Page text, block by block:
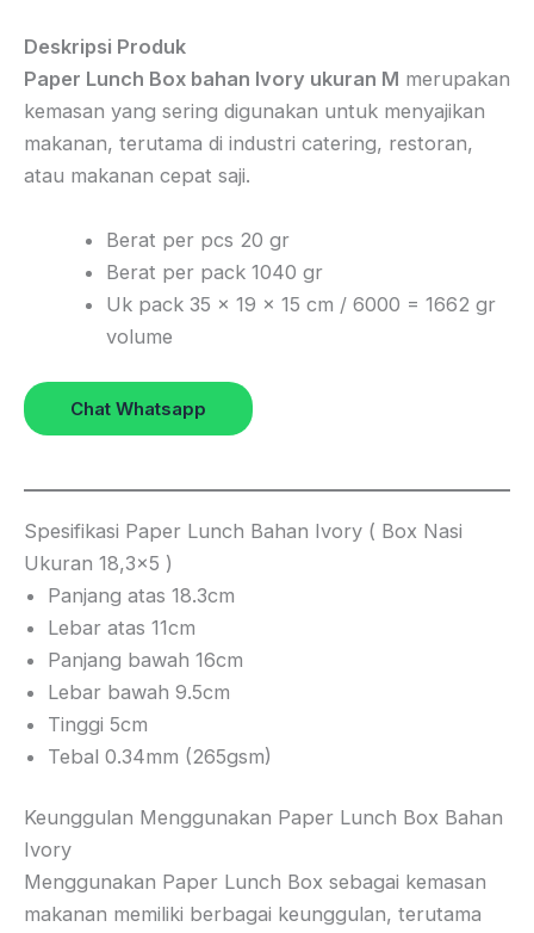
Deskripsi Produk
Paper Lunch Box bahan Ivory ukuran M merupakan
kemasan yang sering digunakan untuk menyajikan
makanan, terutama di industri catering, restoran,
atau makanan cepat saji.
Berat per pcs 20 gr
Berat per pack 1040 gr
Uk pack 35 x 19 x 15 cm / 6000 = 1662 gr
volume
Chat Whatsapp
Spesifikasi Paper Lunch Bahan Ivory ( Box Nasi
Ukuran 18,3×5 )
Panjang atas 18.3cm
Lebar atas 11cm
Panjang bawah 16cm
Lebar bawah 9.5cm
Tinggi 5cm
Tebal 0.34mm (265gsm)
Keunggulan Menggunakan Paper Lunch Box Bahan
Ivory
Menggunakan Paper Lunch Box sebagai kemasan
makanan memiliki berbagai keunggulan, terutama